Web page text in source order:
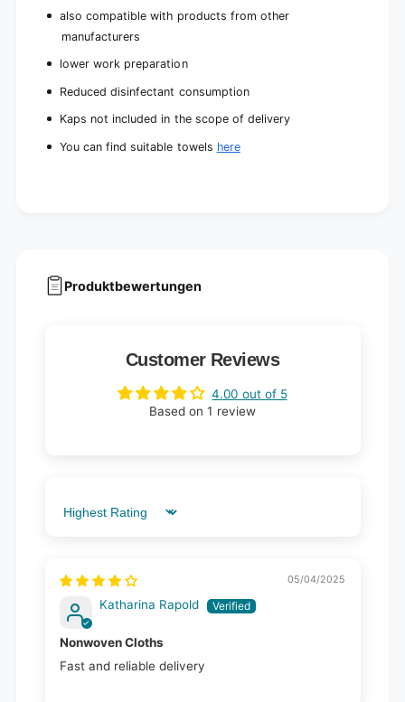
also compatible with products from other
manufacturers
lower work preparation
Reduced disinfectant consumption
Kaps not included in the scope of delivery
You can find suitable towels here
Produktbewertungen
Customer Reviews
4.00 out of 5
Based on 1 review
Sort by
05/04/2025
Katharina Rapold
Nonwoven Cloths
Fast and reliable delivery